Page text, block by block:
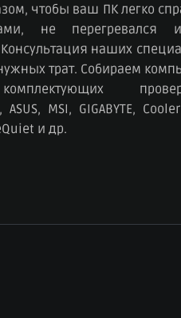
чтобы ваш ПК легко
не перегревался
наших
трат. Собираем
MSI, GIGABYTE,
и др.